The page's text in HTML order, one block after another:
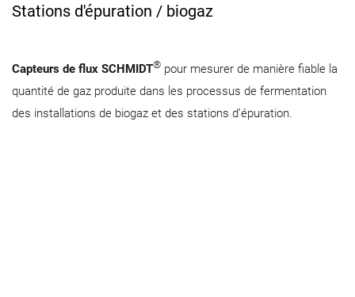
Stations d'épuration / biogaz
Capteurs de flux SCHMIDT® pour mesurer de manière fiable la
quantité de gaz produite dans les processus de fermentation
des installations de biogaz et des stations d’épuration.